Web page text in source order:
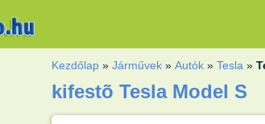
Kezdőlap »Járművek »Autók »Tesla »
kifestõ Tesla Model S